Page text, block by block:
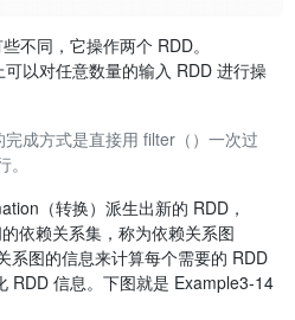
同，它操作两个 RDD。
以对任意数量的输入 RDD 进行操
成方式是直接用 filter（）一次过
（转换）派生出新的 RDD，
依赖关系集，称为依赖关系图
系图的信息来计算每个需要的 RDD
RDD 信息。下图就是 Example3-14